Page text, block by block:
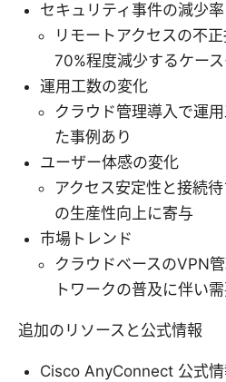
セキュリティ事件の減少
リモートアクセスの不
70%程度減少するケース
運用工数の変化
クラウド管理導入で運
た事例あり
ユーザー体感の変化
アクセス安定性と接続
の生産性向上に寄与
市場トレンド
クラウドベースのVPN
トワークの普及に伴い
追加のリソースと公式情報
Cisco AnyConnect 公式